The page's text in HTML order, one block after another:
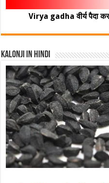
Virya gadha वीर्य पैदा
Kalonji In Hindi